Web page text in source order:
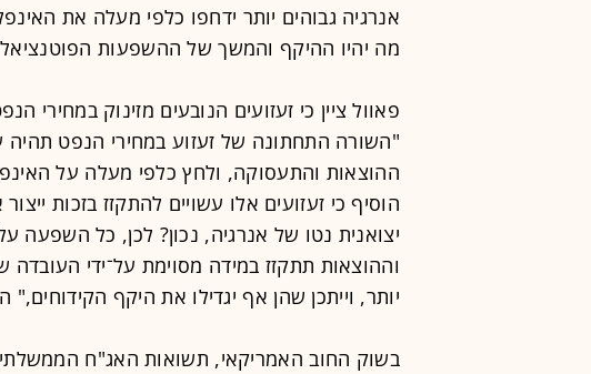
אנרגיה גבוהים יותר ידחפו כלפי מעלה את
מה יהיו ההיקף והמשך של ההשפעות
פאוול ציין כי זעזועים הנובעים מזינוק
"השורה התחתונה של זעזוע במחירי הנפט תהיה
ההוצאות והתעסוקה, ולחץ כלפי מעלה על
הוסיף כי זעזועים אלו עשויים להתקזז בזכות
יצואנית נטו של אנרגיה, נכון? לכן, כל השפעה
וההוצאות תתקזז במידה מסוימת על־ידי העובדה
יותר, וייתכן שהן אף יגדילו את היקף הקידוחים,"
בשוק החוב האמריקאי, תשואות האג"ח